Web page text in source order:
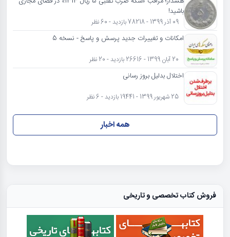
باشید!
09 آذر 1399 - 78218 بازدید - 60 نظر
امکانات و تغییرات جدید پرسش و پاسخ - نسخه 5
20 آبان 1399 - 26616 بازدید - 20 نظر
اختلال بدلیل بروز رسانی
25 شهریور 1399 - 19441 بازدید - 6 نظر
همه اخبار
فروش کتاب تخصصی و تاریخی